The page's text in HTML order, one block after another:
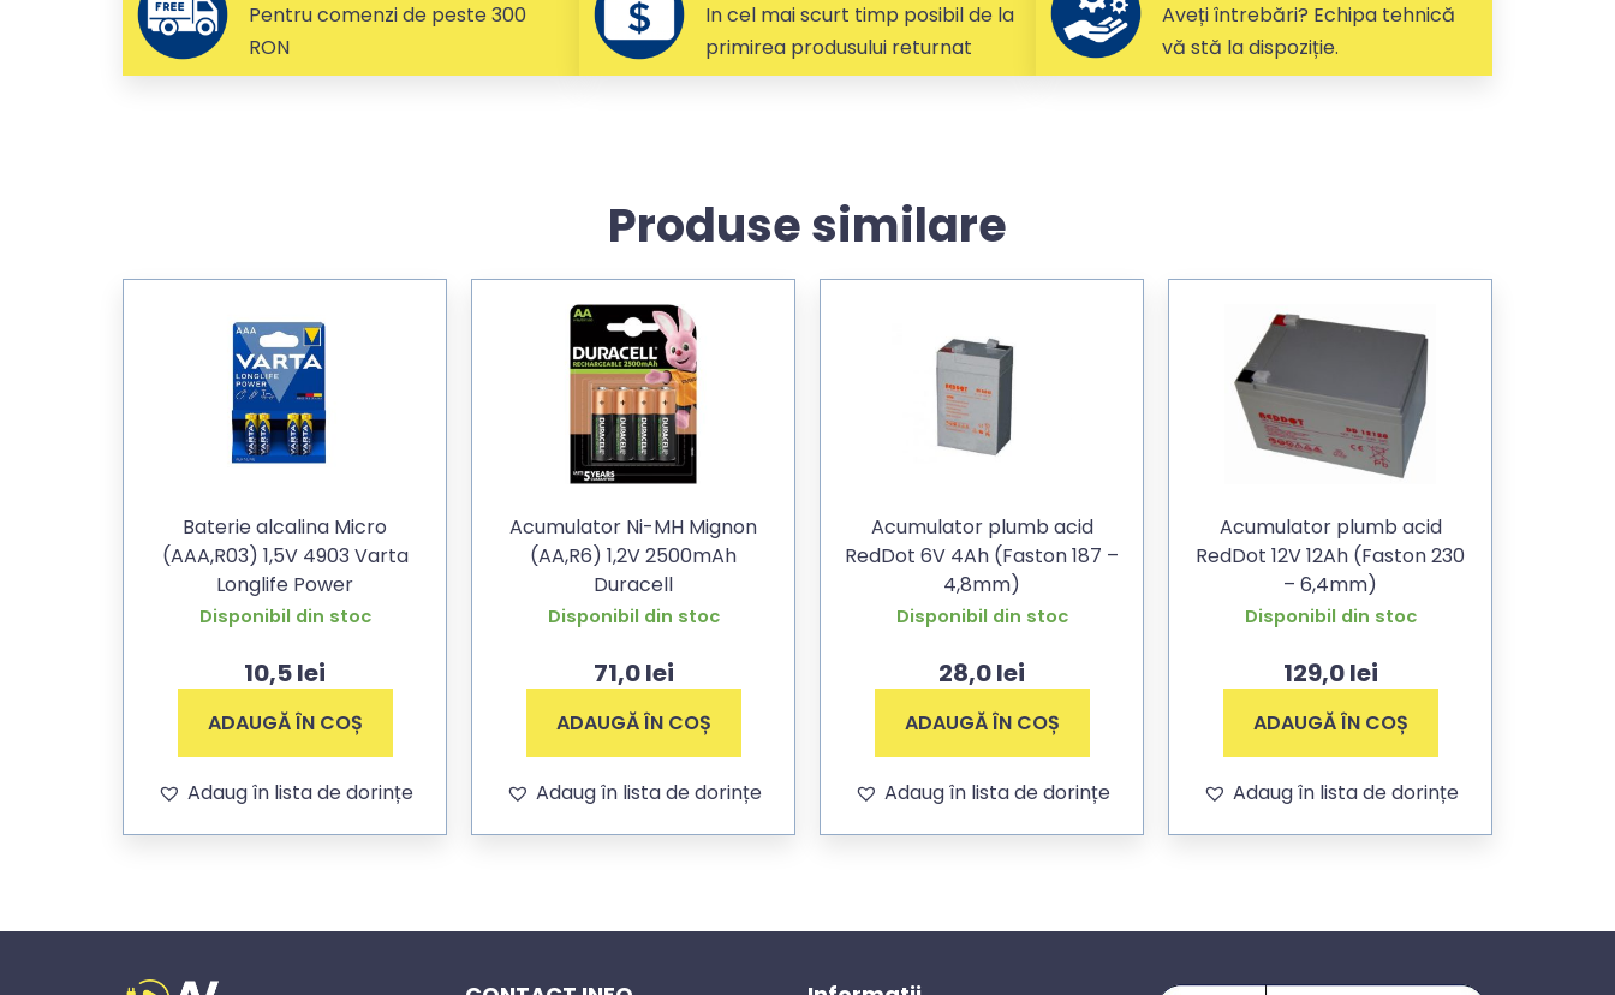
Pentru comenzi de peste 300
RON
In cel mai scurt timp posibil de la
primirea produsului returnat
Aveți întrebări? Echipa tehnică
vă stă la dispoziție.
Produse similare
Baterie alcalina Micro
(AAA,R03) 1,5V 4903 Varta
Longlife Power
Disponibil din stoc
10,5lei
ADAUGĂ ÎN COȘ
Adaug în lista de dorințe
Acumulator Ni-MH Mignon
(AA,R6) 1,2V 2500mAh
Duracell
Disponibil din stoc
71,0lei
ADAUGĂ ÎN COȘ
Adaug în lista de dorințe
Acumulator plumb acid
RedDot 6V 4Ah (Faston 187 –
4,8mm)
Disponibil din stoc
28,0lei
ADAUGĂ ÎN COȘ
Adaug în lista de dorințe
Acumulator plumb acid
RedDot 12V 12Ah (Faston 230
– 6,4mm)
Disponibil din stoc
129,0lei
ADAUGĂ ÎN COȘ
Adaug în lista de dorințe